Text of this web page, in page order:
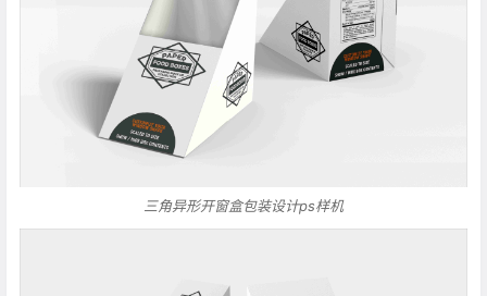
三角异形开窗盒包装设计ps样机